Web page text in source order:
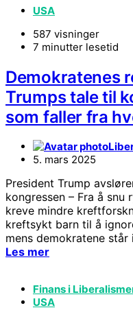
USA
587 visninger
7 minutter lesetid
Demokratenes
Trumps tale til
som faller fra
5. mars 2025
President Trump
kongressen – Fra å snu
kreve mindre
kreftsykt barn til å
mens demokratene står
Les mer
Finans i
USA